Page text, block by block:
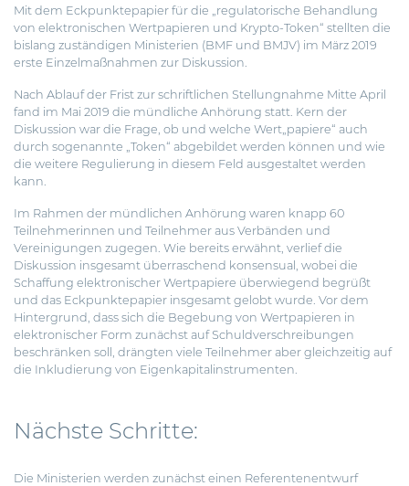
Mit dem Eckpunktepapier für die „regulatorische Behandlung
von elektronischen Wertpapieren und Krypto-Token“ stellten die
bislang zuständigen Ministerien (BMF und BMJV) im März 2019
erste Einzelmaßnahmen zur Diskussion.
Nach Ablauf der Frist zur schriftlichen Stellungnahme Mitte April
fand im Mai 2019 die mündliche Anhörung statt. Kern der
Diskussion war die Frage, ob und welche Wert„papiere“ auch
durch sogenannte „Token“ abgebildet werden können und wie
die weitere Regulierung in diesem Feld ausgestaltet werden
kann.
Im Rahmen der mündlichen Anhörung waren knapp 60
Teilnehmerinnen und Teilnehmer aus Verbänden und
Vereinigungen zugegen. Wie bereits erwähnt, verlief die
Diskussion insgesamt überraschend konsensual, wobei die
Schaffung elektronischer Wertpapiere überwiegend begrüßt
und das Eckpunktepapier insgesamt gelobt wurde. Vor dem
Hintergrund, dass sich die Begebung von Wertpapieren in
elektronischer Form zunächst auf Schuldverschreibungen
beschränken soll, drängten viele Teilnehmer aber gleichzeitig auf
die Inkludierung von Eigenkapitalinstrumenten.
Nächste Schritte:
Die Ministerien werden zunächst einen Referentenentwurf